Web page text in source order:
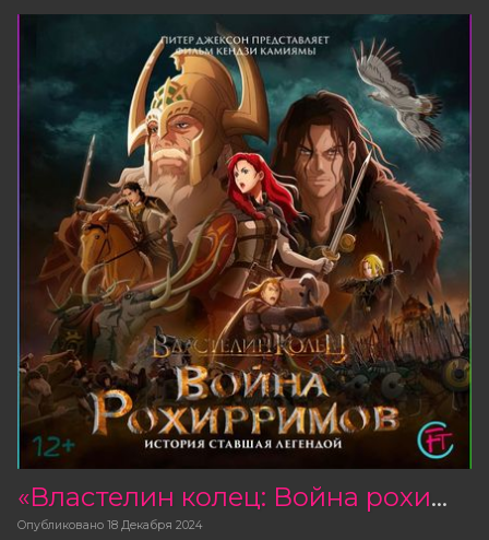
«Властелин колец: Война рохирримов» — билеты в продаже
Опубликовано 18 Декабря 2024